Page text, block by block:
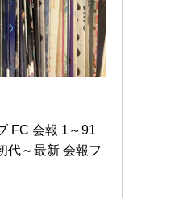
FC 会報 1～91
代～最新 会報フ